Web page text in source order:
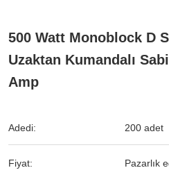
500 Watt Monoblock D
Uzaktan Kumandalı
Amp
Adedi: 200 adet
Fiyat: Pazarlık